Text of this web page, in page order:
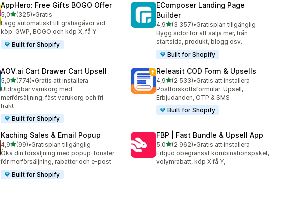
AppHero: Free Gifts BOGO Offer
5,0av 5 stjärnor
(325)
325 recensioner totalt
•Gratis
Lägg automatiskt till gratisgåvor vid
köp: GWP, BOGO och köp X, få Y
Built for Shopify
EComposer Landing Page
Builder
4,9av 5 stjärnor
(3 357)
3357 recensioner totalt
•Gratisplan tillgänglig
Bygg sidor för att sälja mer, från
startsida, produkt, blogg osv.
Built for Shopify
AOV.ai Cart Drawer Cart Upsell
5,0av 5 stjärnor
(774)
774 recensioner totalt
•Gratis att installera
Utdragbar varukorg med
merförsäljning, fäst varukorg och fri
frakt
Built for Shopify
Releasit COD Form & Upsells
4,9av 5 stjärnor
(2 533)
2533 recensioner totalt
•Gratis att installera
Postförskottsformulär: Upsell,
Erbjudanden, OTP & SMS
Built for Shopify
Kaching Sales & Email Popup
4,9av 5 stjärnor
(99)
99 recensioner totalt
•Gratisplan tillgänglig
Öka din försäljning med popup-fönster
för merförsäljning, rabatter och e-post
Built for Shopify
FBP | Fast Bundle & Upsell App
5,0av 5 stjärnor
(2 962)
2962 recensioner totalt
•Gratis att installera
Erbjud obegränsat kombinationspaket,
volymrabatt, köp X få Y,